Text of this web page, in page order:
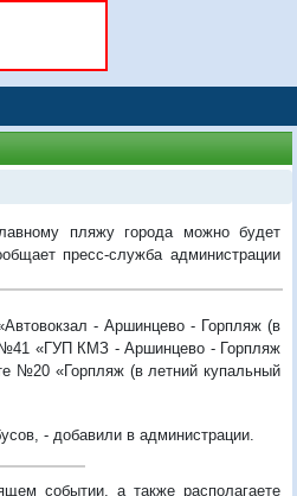
пляжу города можно будет
пресс-служба администрации
- Аршинцево - Горпляж (в
«ГУП КМЗ - Аршинцево - Горпляж
№20«Горпляж (в летний купальный
- добавили в администрации.
событии, а также располагаете